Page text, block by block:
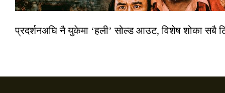
प्रदर्शनअघि नै युकेमा ‘हली’ सोल्ड आउट, विशेष शोका सबै